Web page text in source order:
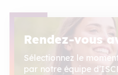
Rendez-vous
Sélectionnez le
par notre équipe